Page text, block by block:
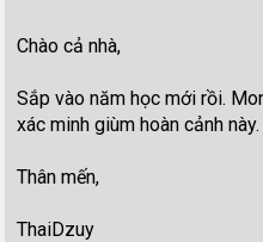
Chào cả nhà,
Sắp vào năm học mới rồi.
xác minh giùm hoàn cảnh này.
Thân mến,
ThaiDzuy